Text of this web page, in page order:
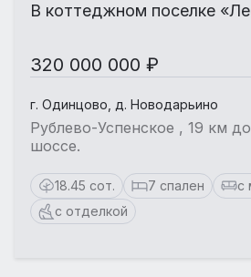
В коттеджном поселке
320 000 000 ₽
г. Одинцово, д. Новодарьино
Рублево-Успенское , 19 км
шоссе.
18.45 сот. 7 спален
с
с отделкой